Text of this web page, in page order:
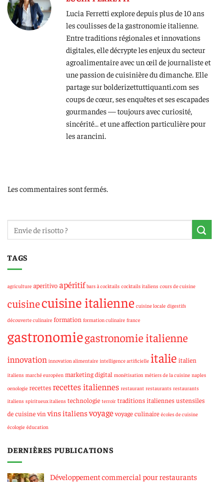
Lucia Ferretti explore depuis plus de 10 ans
les coulisses de la gastronomie italienne.
Entre traditions régionales et innovations
digitales, elle décrypte les enjeux du secteur
agroalimentaire avec un œil de journaliste et
une passion de cuisinière du dimanche. Elle
partage sur bolderizettuttiquanti.com ses
coups de cœur, ses enquêtes et ses escapades
gourmandes — toujours avec curiosité,
sincérité… et une affection particulière pour
les arancini.
Les commentaires sont fermés.
TAGS
agriculture aperitivoapéritif bars à cocktails cocktails italiens cours de cuisine
cuisinecuisine italienne cuisine locale digestifs
découverte culinaire formation formation culinaire france
gastronomiegastronomie italienne
innovation innovation alimentaire intelligence artificielle italie italien
italiens marché européen marketing digital monétisation métiers de la cuisine naples
oenologie recettesrecettes italiennes restaurant restaurants restaurants
italiens spiritueux italiens technologie terroir traditions italiennesustensiles
de cuisinevin vins italiensvoyagevoyage culinaire écoles de cuisine
écologie éducation
DERNIÈRES PUBLICATIONS
Développement commercial pour restaurants